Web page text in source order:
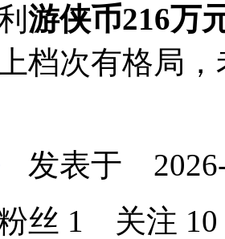
游侠币216万
档次有格局
表于 2026-
丝 1 关注 10